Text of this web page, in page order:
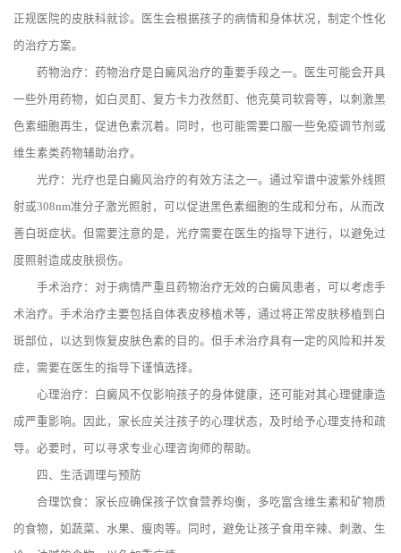
正规医院的皮肤科就诊。医生会根据孩子的病情和身体状况，制定个性化
的治疗方案。
药物治疗：药物治疗是白癜风治疗的重要手段之一。医生可能会开具
一些外用药物，如白灵酊、复方卡力孜然酊、他克莫司软膏等，以刺激黑
色素细胞再生，促进色素沉着。同时，也可能需要口服一些免疫调节剂或
维生素类药物辅助治疗。
光疗：光疗也是白癜风治疗的有效方法之一。通过窄谱中波紫外线照
射或308nm准分子激光照射，可以促进黑色素细胞的生成和分布，从而改
善白斑症状。但需要注意的是，光疗需要在医生的指导下进行，以避免过
度照射造成皮肤损伤。
手术治疗：对于病情严重且药物治疗无效的白癜风患者，可以考虑手
术治疗。手术治疗主要包括自体表皮移植术等，通过将正常皮肤移植到白
斑部位，以达到恢复皮肤色素的目的。但手术治疗具有一定的风险和并发
症，需要在医生的指导下谨慎选择。
心理治疗：白癜风不仅影响孩子的身体健康，还可能对其心理健康造
成严重影响。因此，家长应关注孩子的心理状态，及时给予心理支持和疏
导。必要时，可以寻求专业心理咨询师的帮助。
四、生活调理与预防
合理饮食：家长应确保孩子饮食营养均衡，多吃富含维生素和矿物质
的食物，如蔬菜、水果、瘦肉等。同时，避免让孩子食用辛辣、刺激、生